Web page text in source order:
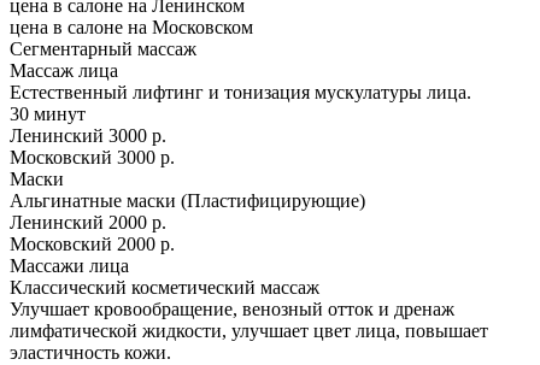
цена в салоне на Ленинском
цена в салоне на Московском
Сегментарный массаж
Массаж лица
Естественный лифтинг и тонизация мускулатуры лица.
30 минут
Ленинский 3000 р.
Московский 3000 р.
Маски
Альгинатные маски (Пластифицирующие)
Ленинский 2000 р.
Московский 2000 р.
Массажи лица
Классический косметический массаж
Улучшает кровообращение, венозный отток и дренаж
лимфатической жидкости, улучшает цвет лица, повышает
эластичность кожи.